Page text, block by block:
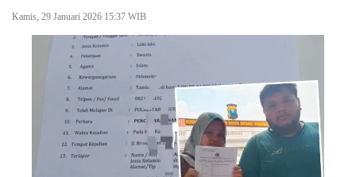
Kamis, 29 Januari 2026 15:37 WIB